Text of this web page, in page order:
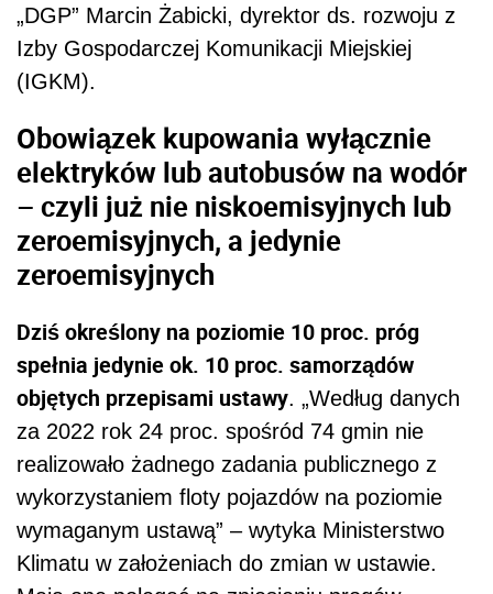
„DGP” Marcin Żabicki, dyrektor ds. rozwoju z
Izby Gospodarczej Komunikacji Miejskiej
(IGKM).
Obowiązek kupowania wyłącznie
elektryków lub autobusów na wodór
– czyli już nie niskoemisyjnych lub
zeroemisyjnych, a jedynie
zeroemisyjnych
Dziś określony na poziomie 10 proc. próg
spełnia jedynie ok. 10 proc. samorządów
objętych przepisami ustawy. „Według danych
za 2022 rok 24 proc. spośród 74 gmin nie
realizowało żadnego zadania publicznego z
wykorzystaniem floty pojazdów na poziomie
wymaganym ustawą” – wytyka Ministerstwo
Klimatu w założeniach do zmian w ustawie.